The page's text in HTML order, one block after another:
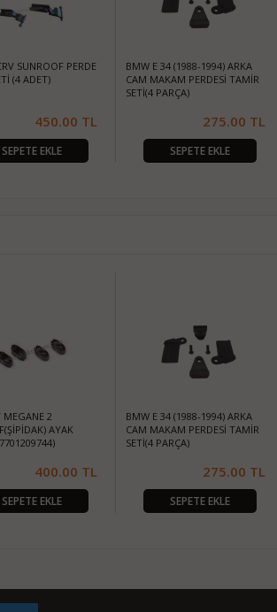
SUNROOF PERDE
(4 ADET)
450.00 TL
SEPETE EKLE
BMW E 34 (1988-1994) ARKA
CAM MAKAM PERDESİ TAMİR
SETİ(4 PARÇA)
275.00 TL
SEPETE EKLE
MEGANE 2
AYAK
400.00 TL
SEPETE EKLE
BMW E 34 (1988-1994) ARKA
CAM MAKAM PERDESİ TAMİR
SETİ(4 PARÇA)
275.00 TL
SEPETE EKLE